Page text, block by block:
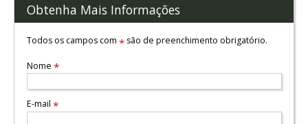
Obtenha Mais Informações
Todos os campos com *são de preenchimento obrigatório.
Nome *
E-mail *